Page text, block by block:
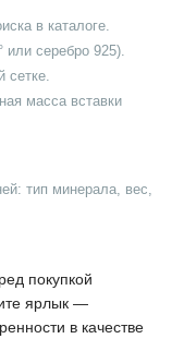
в каталоге.
или серебро 925).
сетке.
масса вставки
тип минерала, вес,
покупкой
ярлык —
в качестве